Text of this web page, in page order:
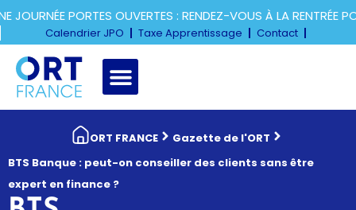
PORTES OUVERTES : RENDEZ-VOUS À LA RENTRÉE
Calendrier JPO Taxe Apprentissage Contact
ORT FRANCE
Gazette de l'ORT
BTS Banque : peut-on conseiller des clients sans être
expert en finance ?